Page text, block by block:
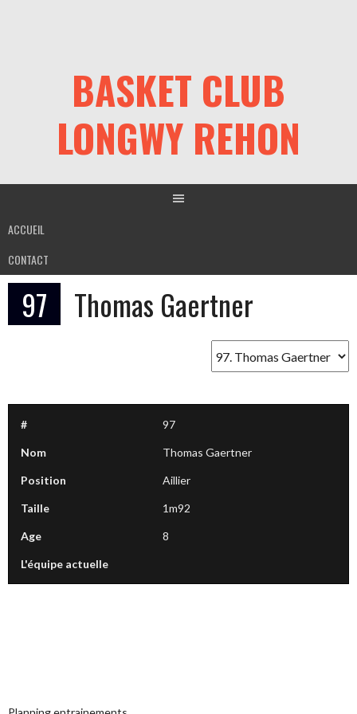
BASKET CLUB
LONGWY REHON
ACCUEIL
CONTACT
97 Thomas Gaertner
# 97
Nom Thomas Gaertner
Position Aillier
Taille 1m92
Age 8
L'équipe actuelle